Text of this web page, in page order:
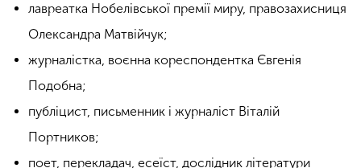
лавреатка Нобелівської премії миру, правозахисниця
Олександра Матвійчук;
журналістка, воєнна кореспондентка Євгенія
Подобна;
публіцист, письменник і журналіст Віталій
Портников;
поет, перекладач, есеїст, дослідник літератури